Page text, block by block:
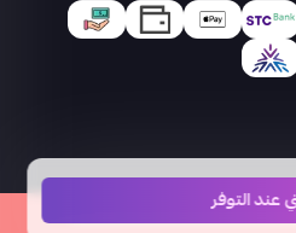
عند التوفر